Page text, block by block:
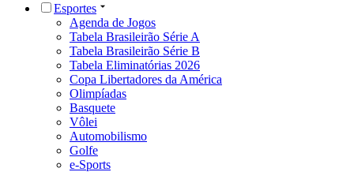
Esportes
Agenda de Jogos
Tabela Brasileirão Série A
Tabela Brasileirão Série B
Tabela Eliminatórias 2026
Copa Libertadores da América
Olimpíadas
Basquete
Vôlei
Automobilismo
Golfe
e-Sports